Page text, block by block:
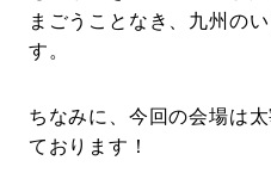
まごうことなき、九州の
す。
ちなみに、今回の会場は
ております！